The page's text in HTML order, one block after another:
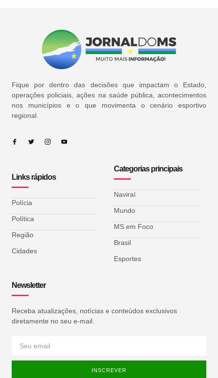
Fique por dentro das decisões que impactam o Estado,
operações policiais, ações na saúde pública, acontecimentos
nos municípios e o que movimenta o cenário esportivo
regional.
Links rápidos
Polícia
Política
Região
Cidades
Categorias principais
Naviraí
Mundo
MS em Foco
Brasil
Esportes
Newsletter
Receba atualizações, notícias e conteúdos exclusivos
diretamente no seu e-mail.
INSCREVER